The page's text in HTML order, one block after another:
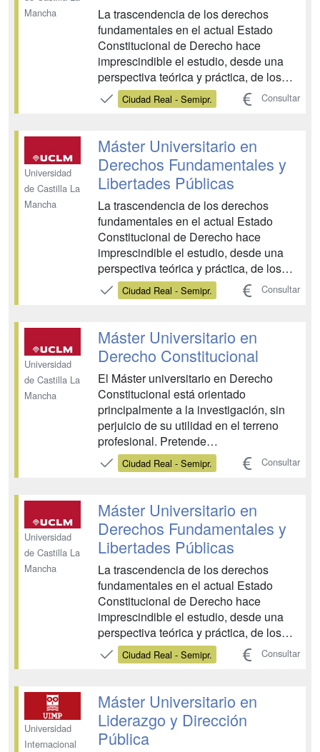
Mancha
La trascendencia de los derechos
fundamentales en el actual Estado
Constitucional de Derecho hace
imprescindible el estudio, desde una
perspectiva teórica y práctica, de los
problemas actuales y relevantes del
Derecho, que por su naturaleza más
abordados en el grado. A esta finalidad
obedece el Máster Univers...
Ciudad Real - Semipr. Consultar
Universidad
de Castilla La
Mancha
Máster Universitario en
Derechos Fundamentales y
Libertades Públicas
La trascendencia de los derechos
fundamentales en el actual Estado
Constitucional de Derecho hace
imprescindible el estudio, desde una
perspectiva teórica y práctica, de los
problemas actuales y relevantes del
Derecho, que por su naturaleza más
abordados en el grado. A esta finalidad
obedece el Máster Univers...
Ciudad Real - Semipr. Consultar
Universidad
de Castilla La
Mancha
Máster Universitario en
Derecho Constitucional
El Máster universitario en Derecho
Constitucional está orientado
principalmente a la investigación, sin
perjuicio de su utilidad en el terreno
profesional. Pretende
fundamentalmente la formación
especializada de juristas en materias
en el Derecho Constitucional en
sentido estricto, sino en su incidencia
en todo...
Ciudad Real - Semipr. Consultar
Universidad
de Castilla La
Mancha
Máster Universitario en
Derechos Fundamentales y
Libertades Públicas
La trascendencia de los derechos
fundamentales en el actual Estado
Constitucional de Derecho hace
imprescindible el estudio, desde una
perspectiva teórica y práctica, de los
problemas actuales y relevantes del
Derecho, que por su naturaleza más
abordados en el grado. A esta finalidad
obedece el Máster Univers...
Ciudad Real - Semipr. Consultar
Universidad
Internacional
Máster Universitario en
Liderazgo y Dirección
Pública